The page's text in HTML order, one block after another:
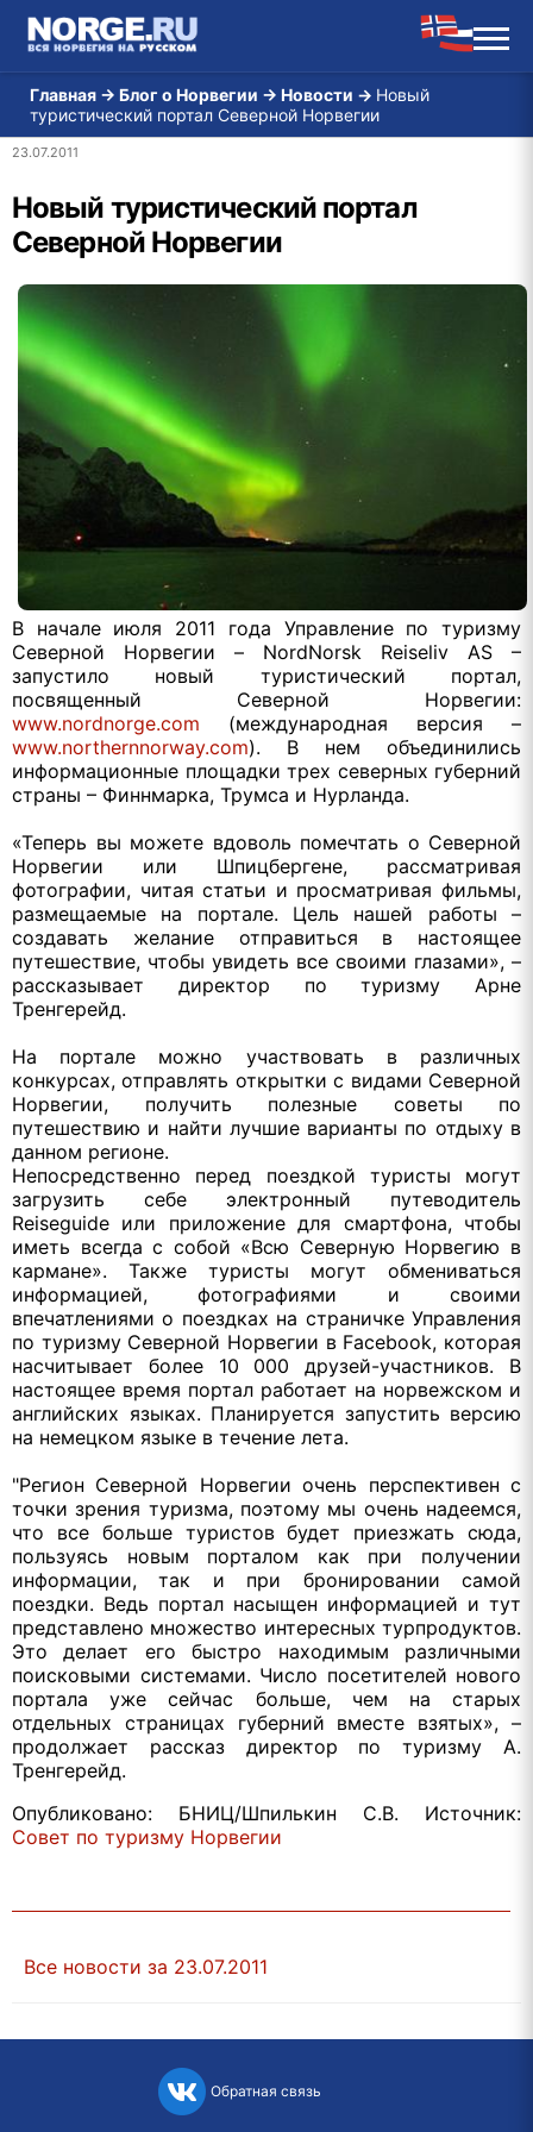
Главная → Блог о Норвегии → Новости → Новый
туристический портал Северной Норвегии
23.07.2011
Новый туристический портал
Северной Норвегии
В начале июля 2011 года Управление по туризму
Северной Норвегии – NordNorsk Reiseliv AS –
запустило новый туристический портал,
посвященный Северной Норвегии:
www.nordnorge.com (международная версия –
www.northernnorway.com). В нем объединились
информационные площадки трех северных губерний
страны – Финнмарка, Трумса и Нурланда.
«Теперь вы можете вдоволь помечтать о Северной
Норвегии или Шпицбергене, рассматривая
фотографии, читая статьи и просматривая фильмы,
размещаемые на портале. Цель нашей работы –
создавать желание отправиться в настоящее
путешествие, чтобы увидеть все своими глазами», –
рассказывает директор по туризму Арне
Тренгерейд.
На портале можно участвовать в различных
конкурсах, отправлять открытки с видами Северной
Норвегии, получить полезные советы по
путешествию и найти лучшие варианты по отдыху в
данном регионе.
Непосредственно перед поездкой туристы могут
загрузить себе электронный путеводитель
Reiseguide или приложение для смартфона, чтобы
иметь всегда с собой «Всю Северную Норвегию в
кармане». Также туристы могут обмениваться
информацией, фотографиями и своими
впечатлениями о поездках на страничке Управления
по туризму Северной Норвегии в Facebook, которая
насчитывает более 10 000 друзей-участников. В
настоящее время портал работает на норвежском и
английских языках. Планируется запустить версию
на немецком языке в течение лета.
"Регион Северной Норвегии очень перспективен с
точки зрения туризма, поэтому мы очень надеемся,
что все больше туристов будет приезжать сюда,
пользуясь новым порталом как при получении
информации, так и при бронировании самой
поездки. Ведь портал насыщен информацией и тут
представлено множество интересных турпродуктов.
Это делает его быстро находимым различными
поисковыми системами. Число посетителей нового
портала уже сейчас больше, чем на старых
отдельных страницах губерний вместе взятых», –
продолжает рассказ директор по туризму А.
Тренгерейд.
Опубликовано: БНИЦ/Шпилькин С.В. Источник:
Совет по туризму Норвегии
Все новости за 23.07.2011
Обратная связь